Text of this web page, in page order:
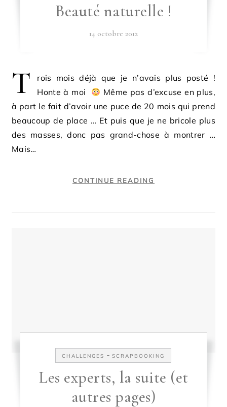
Beauté naturelle !
14 octobre 2012
T
rois mois déjà que je n’avais plus posté !
Honte à moi
Même pas d’excuse en plus,
à part le fait d’avoir une puce de 20 mois qui prend
beaucoup de place … Et puis que je ne bricole plus
des masses, donc pas grand-chose à montrer …
Mais…
CONTINUE READING
CHALLENGES -SCRAPBOOKING
Les experts, la suite (et
autres pages)